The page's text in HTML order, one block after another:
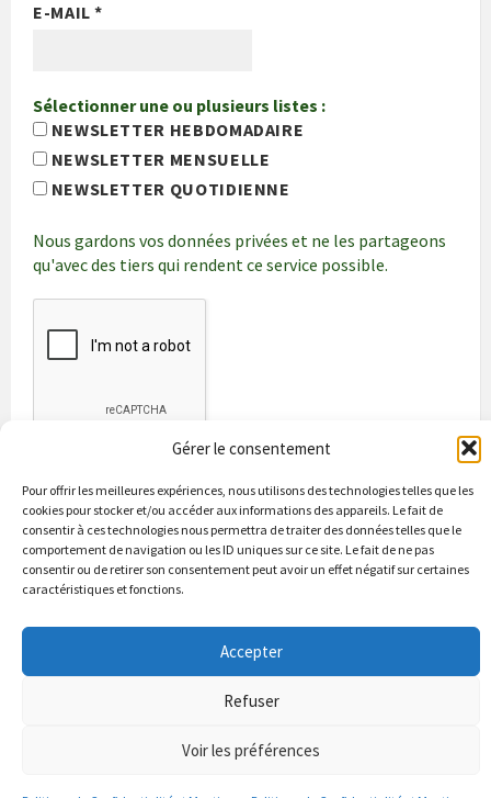
Gérer le consentement
Pour offrir les meilleures expériences, nous utilisons des technologies telles que les
cookies pour stocker et/ou accéder aux informations des appareils. Le fait de
consentir à ces technologies nous permettra de traiter des données telles que le
comportement de navigation ou les ID uniques sur ce site. Le fait de ne pas
consentir ou de retirer son consentement peut avoir un effet négatif sur certaines
caractéristiques et fonctions.
Accepter
Refuser
Voir les préférences
E-MAIL*
Sélectionner une ou plusieurs listes :
NEWSLETTER HEBDOMADAIRE
NEWSLETTER MENSUELLE
NEWSLETTER QUOTIDIENNE
Nous gardons vos données privées et ne les partageons
qu'avec des tiers qui rendent ce service possible.
Les bonnes adresses
© 2026 Site officiel de la commune de Puycapel dans le Cantal
Conformité à la loi RGPD
Puycapel.fr utilise des cookies pour améliorer les performance et
votre usage du site web. nous présumons de votre accord pour